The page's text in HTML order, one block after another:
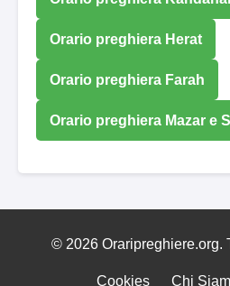
Orario preghiera Herat
Orario preghiera Farah
Orario preghiera Mazar e
© 2026 Oraripreghiere.org.
Cookies Chi